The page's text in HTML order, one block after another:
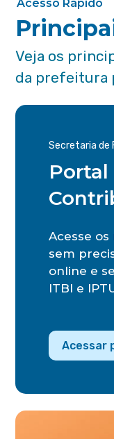
Acesso Rápido
Veja os
da prefeitura
Secretaria de
Portal
Acesse
sem
online e
ITBI e
Acessar